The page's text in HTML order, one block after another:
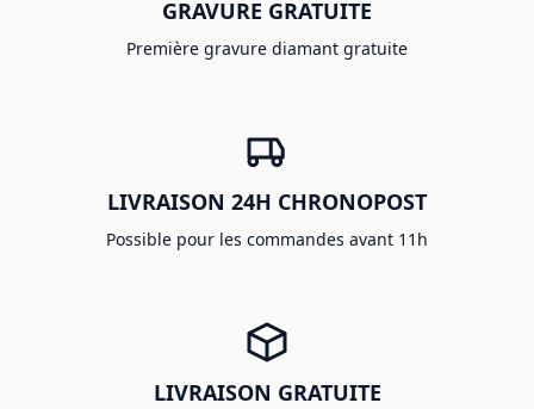
GRAVURE GRATUITE
Première gravure diamant gratuite
LIVRAISON 24H CHRONOPOST
Possible pour les commandes avant 11h
LIVRAISON GRATUITE